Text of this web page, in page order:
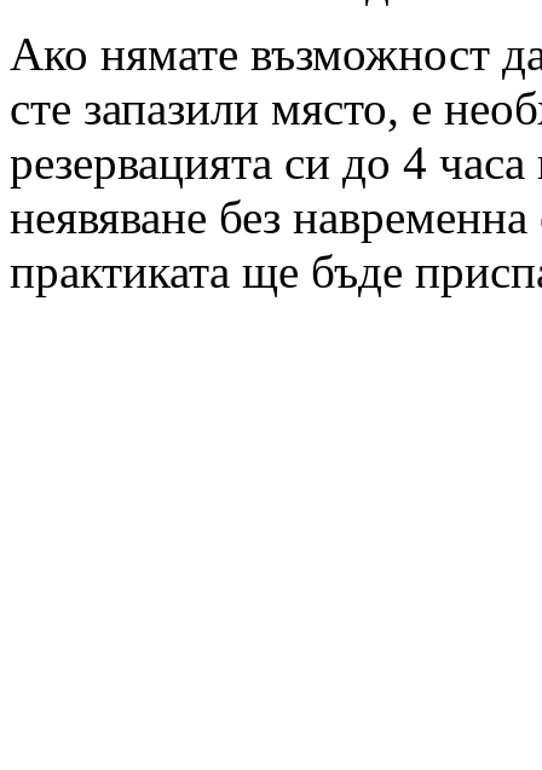
Ако нямате възможност
сте запазили място, е
резервацията си до 4
неявяване без
практиката ще бъде